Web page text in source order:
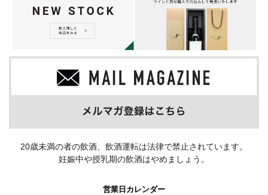
20歳未満の者の飲酒、飲酒運転は法律で禁止されています。
妊娠中や授乳期の飲酒はやめましょう。
営業日カレンダー